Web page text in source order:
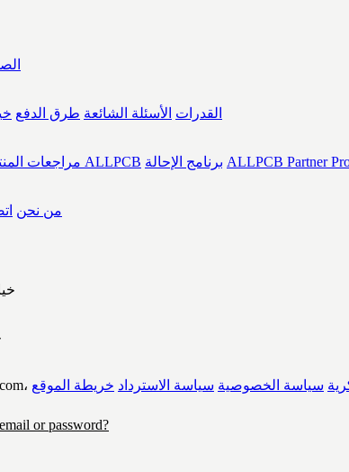
or password?
القدرات الأسئلة الشائعة طرق الدفع
مراجعات رعايات ALLPCB برنامج الإحالة ALLPCB Partner
من نحن
سياسة الخصوصية سياسة الاسترداد خريطة الموقع